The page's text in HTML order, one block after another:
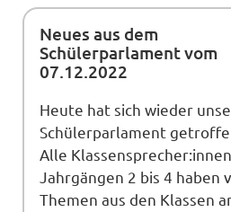
Neues aus dem
Schülerparlament vom
07.12.2022
Heute hat sich wieder
Schülerparlament
Alle
Jahrgängen 2 bis 4 haben
Themen aus den Klassen